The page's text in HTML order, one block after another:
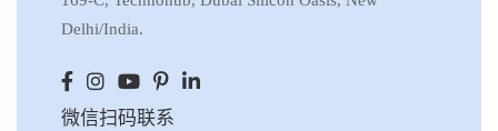
Delhi/India.
微信扫码联系